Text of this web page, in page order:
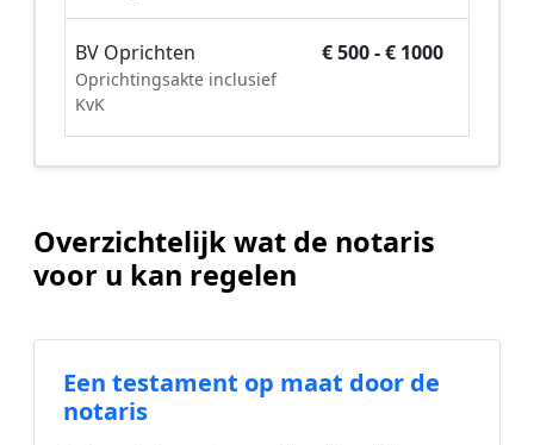
BV Oprichten
Oprichtingsakte inclusief
KvK
€ 500 - € 1000
Overzichtelijk wat de notaris
voor u kan regelen
Een testament op maat door de
notaris